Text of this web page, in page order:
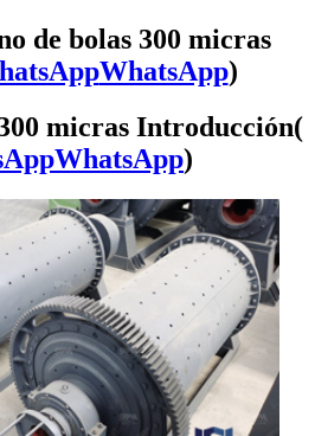
de bolas 300 micras
WhatsApp)
micras Introducción(
WhatsApp)